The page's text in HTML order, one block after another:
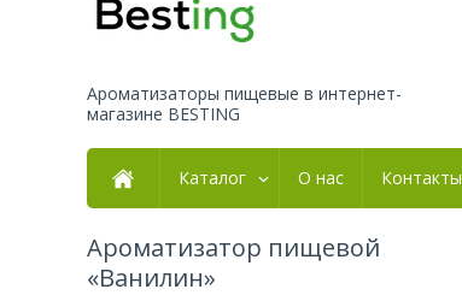
Ароматизаторы пищевые в интернет-
магазине BESTING
Каталог О нас Контакты
Ароматизатор пищевой
«Ванилин»